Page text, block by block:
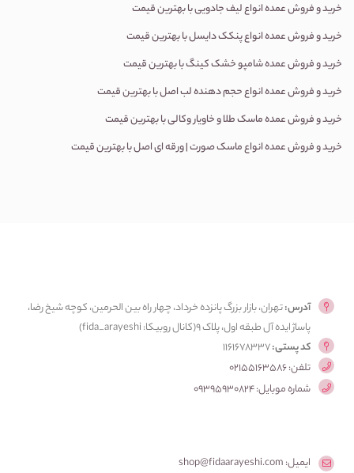
خرید و فروش عمده انواع لیف جادویی با بهترین قیمت
خرید و فروش عمده انواع پنکک دایسل با بهترین قیمت
خرید و فروش عمده شامپو خشک کینگ با بهترین قیمت
خرید و فروش عمده انواع حجم دهنده لب اصل با بهترین قیمت
خرید و فروش عمده ماسک طلا و خاویار وکالی با بهترین قیمت
خرید و فروش عمده انواع ماسک صورت | ورقه ای اصل با بهترین قیمت
آدرس:تهران، بازار بزرگ پانزده خرداد، چهار راه بین الحرمین، کوچه شیخ رضا،
پاساژ ایده آل طبقه اول، پلاک ۹(کانال روبیکا: fida_arayeshi)
کد پستی:1161678337
تلفن: 02155163586
شماره موبایل: 09395930824
ایمیل: shop@fidaarayeshi.com